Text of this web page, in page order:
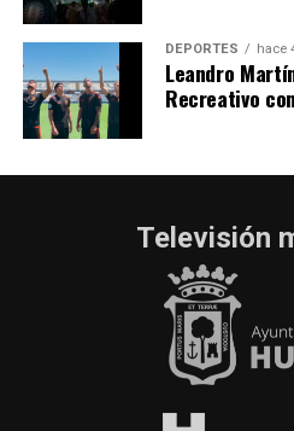
DEPORTES hace
Leandro
Recreativo
Televisión